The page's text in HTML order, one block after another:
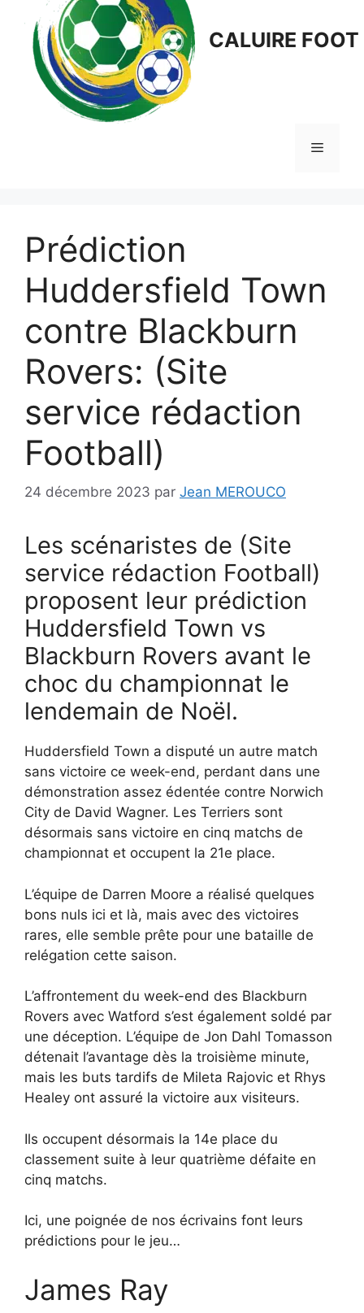
CALUIRE FOOT
Menu
Prédiction
Huddersfield Town
contre Blackburn
Rovers: (Site
service rédaction
Football)
24 décembre 2023 par Jean MEROUCO
Les scénaristes de (Site
service rédaction Football)
proposent leur prédiction
Huddersfield Town vs
Blackburn Rovers avant le
choc du championnat le
lendemain de Noël.
Huddersfield Town a disputé un autre match
sans victoire ce week-end, perdant dans une
démonstration assez édentée contre Norwich
City de David Wagner. Les Terriers sont
désormais sans victoire en cinq matchs de
championnat et occupent la 21e place.
L’équipe de Darren Moore a réalisé quelques
bons nuls ici et là, mais avec des victoires
rares, elle semble prête pour une bataille de
relégation cette saison.
L’affrontement du week-end des Blackburn
Rovers avec Watford s’est également soldé par
une déception. L’équipe de Jon Dahl Tomasson
détenait l’avantage dès la troisième minute,
mais les buts tardifs de Mileta Rajovic et Rhys
Healey ont assuré la victoire aux visiteurs.
Ils occupent désormais la 14e place du
classement suite à leur quatrième défaite en
cinq matchs.
Ici, une poignée de nos écrivains font leurs
prédictions pour le jeu…
James Ray